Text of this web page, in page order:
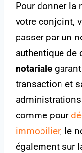
Pour donner la
votre conjoint,
passer par un
authentique de
notariale
transaction et
comme pour
immobilier, le
également sur